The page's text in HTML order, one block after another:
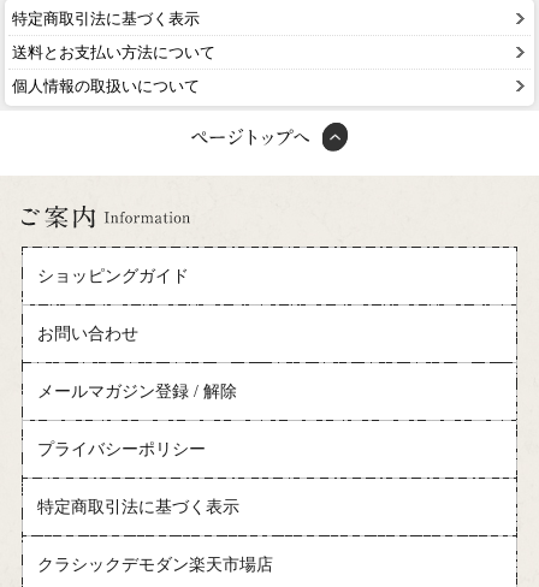
特定商取引法に基づく表示
送料とお支払い方法について
個人情報の取扱いについて
ショッピングガイド
お問い合わせ
メールマガジン登録 / 解除
プライバシーポリシー
特定商取引法に基づく表示
クラシックデモダン楽天市場店